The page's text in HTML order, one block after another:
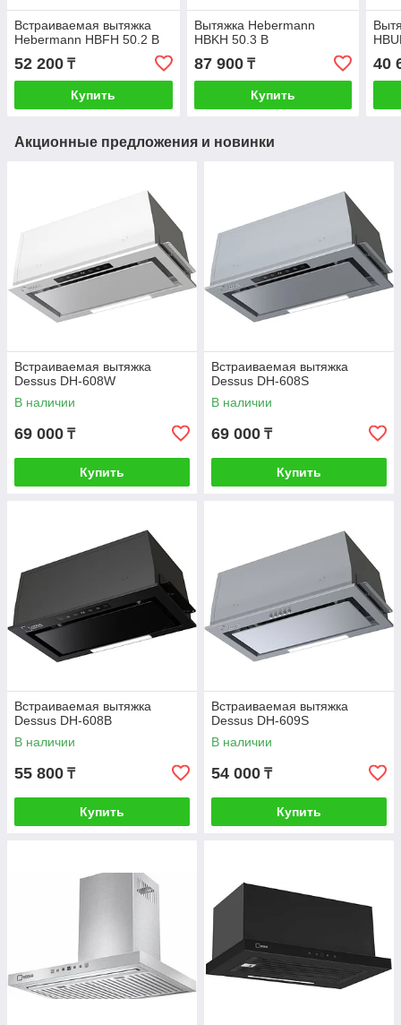
Встраиваемая вытяжка
Hebermann HBFH 50.2 B
52 200 ₸
Купить
Вытяжка Hebermann
HBKH 50.3 B
87 900₸
Купить
40
Акционные предложения и новинки
Встраиваемая вытяжка
Dessus DH-608W
В наличии
69 000 ₸
Купить
Встраиваемая вытяжка
Dessus DH-608S
В наличии
69 000 ₸
Купить
Встраиваемая вытяжка
Dessus DH-608B
В наличии
55 800 ₸
Купить
Встраиваемая вытяжка
Dessus DH-609S
В наличии
54 000 ₸
Купить